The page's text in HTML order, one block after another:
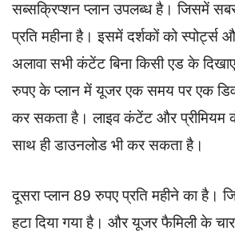
सब्सक्रिप्शन प्लान उपलब्ध है। जिसमें
प्रति महीना है। इसमें दर्शकों को
अलावा सभी कंटेंट बिना किसी एड के
रुपए के प्लान में यूजर एक समय पर एक
कर सकता है। लाइव कंटेंट और
साथ ही डाउनलोड भी कर सकता है।
दूसरा प्लान 89 रुपए प्रति महीने का है।
हटा दिया गया है। और यूजर फैमिली के चार